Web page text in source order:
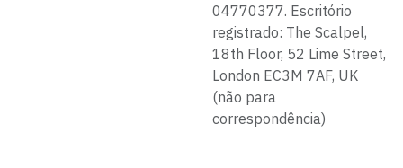
04770377. Escritório
registrado: The Scalpel,
18th Floor, 52 Lime Street,
London EC3M 7AF, UK
(não para
correspondência)